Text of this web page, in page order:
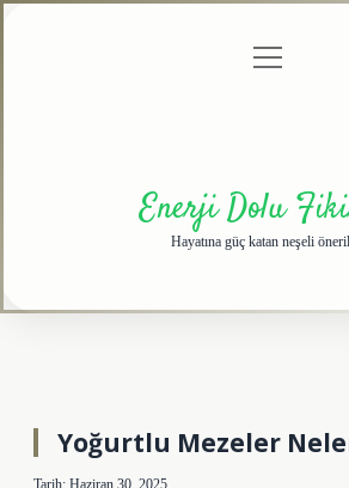
menüyü
Enerji Dolu
Hayatına güç katan neşeli
Yoğurtlu Mezeler
Tarih: Haziran 30, 2025